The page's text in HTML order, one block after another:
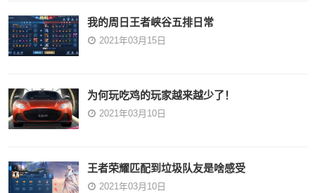
我的周日王者峡谷五排日常
2021年03月15日
为何玩吃鸡的玩家越来越少了！
2021年03月10日
王者荣耀匹配到垃圾队友是啥感受
2021年03月10日